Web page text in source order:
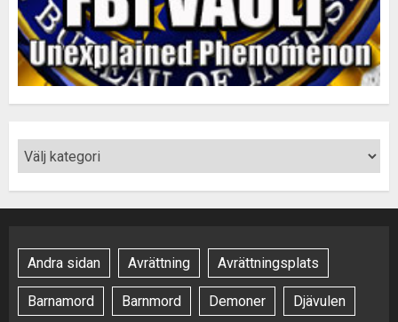
Andra sidan Avrättning Avrättningsplats
Barnamord Barnmord Demoner Djävulen